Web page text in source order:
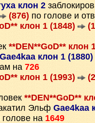
клон 2
(876) по голове и
клон 1 (1848)
**DEN**GoD** клон
Gae4kaa клон 1 (1880)
на 726
клон 1 (1993)
**DEN**GoD**
Эльф Gae4kaa
голове на 1649